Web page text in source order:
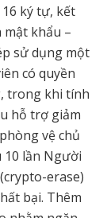
ký tự, kết
mật khẩu –
sử dụng một
có quyền
trong khi tính
hỗ trợ giảm
vệ chủ
10 lần Người
erase)
bại. Thêm